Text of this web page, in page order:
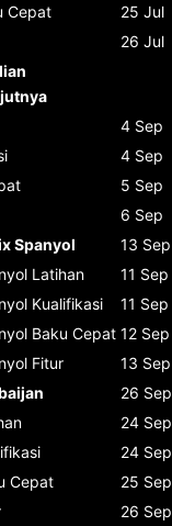
Cepat 25 Jul
26 Jul
4 Sep
4 Sep
5 Sep
6 Sep
Spanyol
13 Sep
Latihan 11 Sep
Kualifikasi 11 Sep
Baku Cepat 12 Sep
Fitur 13 Sep
26 Sep
24 Sep
24 Sep
Cepat 25 Sep
26 Sep